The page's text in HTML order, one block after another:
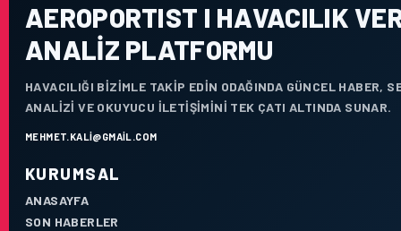
AEROPORTIST I HAVACILIK
ANALIZ PLATFORMU
HAVACILIĞI BIZIMLE TAKIP EDIN ODAĞINDA GÜNCEL HABER,
ANALIZI VE OKUYUCU ILETIŞIMINI TEK ÇATI ALTINDA SUNAR.
MEHMET.KALI@GMAIL.COM
KURUMSAL
ANASAYFA
SON HABERLER